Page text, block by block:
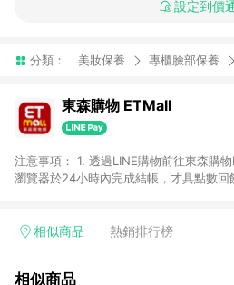
設定到價
分類： 美妝保養 專櫃臉部保養
東森購物 ETMall
注意事項： 1. 透過LINE購物前往東森購
瀏覽器於24小時內完成結帳，才具點數回
單，皆不在點數回饋範圍內。 3. 如購買
球嚴選、商城、專案商品、「草莓網」全
相似商品 熱銷排行榜
相似商品